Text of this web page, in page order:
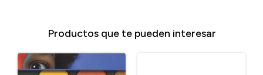
Productos que te pueden interesar